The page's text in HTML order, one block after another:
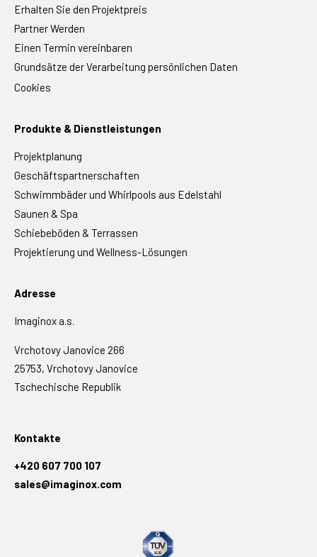
Erhalten Sie den Projektpreis
Partner Werden
Einen Termin vereinbaren
Grundsätze der Verarbeitung persönlichen Daten
Cookies
Produkte & Dienstleistungen
Projektplanung
Geschäftspartnerschaften
Schwimmbäder und Whirlpools aus Edelstahl
Saunen & Spa
Schiebeböden & Terrassen
Projektierung und Wellness-Lösungen
Adresse
Imaginox a.s.
Vrchotovy Janovice 266
25753, Vrchotovy Janovice
Tschechische Republik
Kontakte
+420 607 700 107
sales@imaginox.com